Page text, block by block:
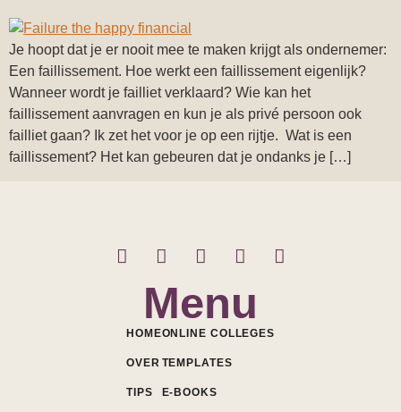
Je hoopt dat je er nooit mee te maken krijgt als ondernemer:
Een faillissement. Hoe werkt een faillissement eigenlijk?
Wanneer wordt je failliet verklaard? Wie kan het
faillissement aanvragen en kun je als privé persoon ook
failliet gaan? Ik zet het voor je op een rijtje. Wat is een
faillissement? Het kan gebeuren dat je ondanks je […]
Menu
HOME
OVER
TIPS
ONLINE COLLEGES
TEMPLATES
E-BOOKS